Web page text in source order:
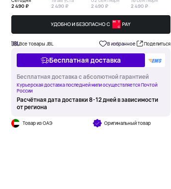
2 490 ₽
2 490 ₽
2 490 ₽
2 490 ₽
Все товары JBL В избранное Поделиться
Бесплатная доставка
Бесплатная доставка с абсолютной гарантией
Курьерская доставка последней мили осуществляется Почтой
России
Расчётная дата доставки 8-12 дней в зависимости
от региона
Товар из ОАЭ Оригинальный товар